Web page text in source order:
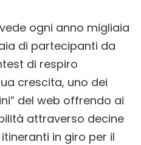
vede ogni anno migliaia
di partecipanti da
di respiro
crescita, uno dei
del web offrendo ai
attraverso decine
in giro per il